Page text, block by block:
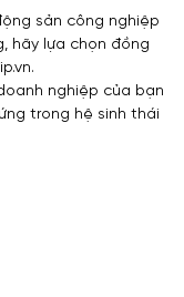
sản công nghiệp
hãy lựa chọn đồng
nghiệp của bạn
trong hệ sinh thái